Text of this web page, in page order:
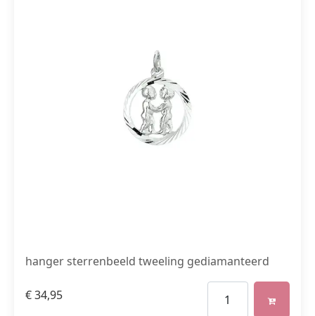
hanger sterrenbeeld tweeling gediamanteerd
€34,95